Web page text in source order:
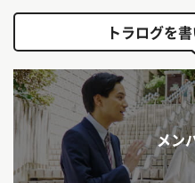
トラログを
メン